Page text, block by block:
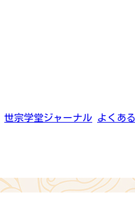
世宗学堂ジャーナル よくあ